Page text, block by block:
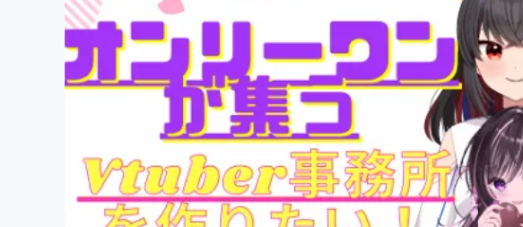
テクノロジー・ガジェット ゲーム・サービス
映像・映画 書籍・雑誌出版
ビジネス・起業 チャレンジ
まちづくり・地域活性化